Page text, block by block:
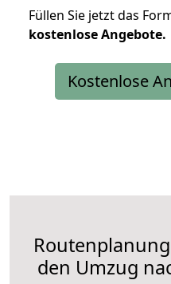
Füllen Sie jetzt das
kostenloseAngebote.
Kostenlose
den Umzug